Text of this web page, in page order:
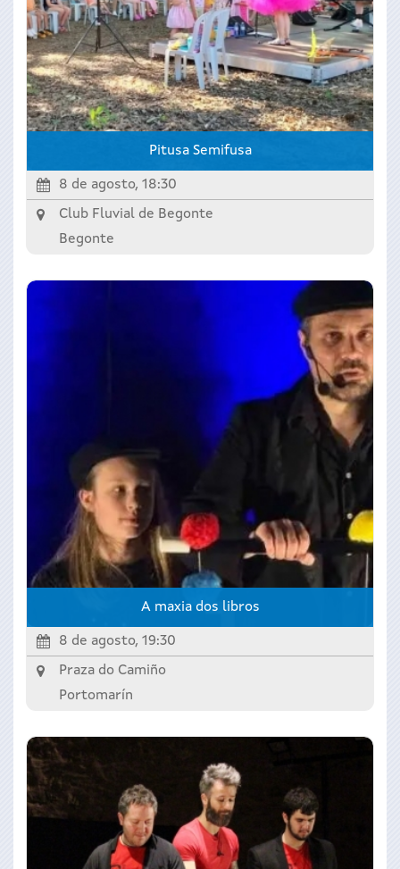
Pitusa Semifusa
8 de agosto, 18:30
Club Fluvial de Begonte
Begonte
A maxia dos libros
8 de agosto, 19:30
Praza do Camiño
Portomarín